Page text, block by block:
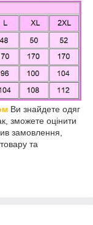
Ви знайдете одяг
зможете оцінити
замовлення,
та